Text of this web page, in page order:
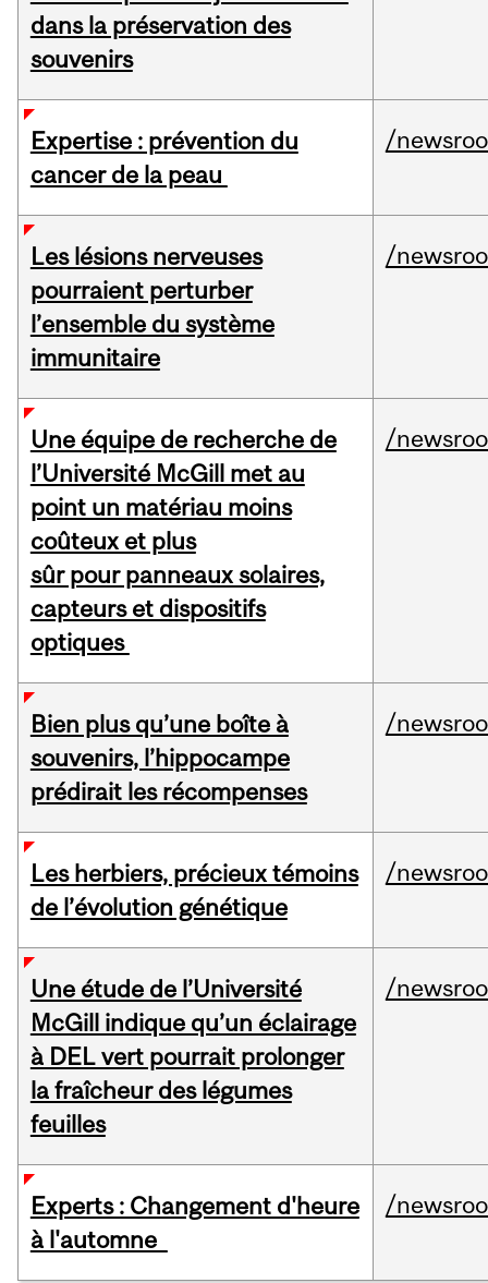
dans la préservation des
souvenirs
Expertise : prévention du
cancer de la peau
/
Les lésions nerveuses
pourraient perturber
l’ensemble du système
immunitaire
/
Une équipe de recherche de
l’Université McGill met au
point un matériau moins
coûteux et plus
sûr pour panneaux solaires,
capteurs et dispositifs
optiques
/
Bien plus qu’une boîte à
souvenirs, l’hippocampe
prédirait les récompenses
/
Les herbiers, précieux témoins
de l’évolution génétique
/
Une étude de l’Université
McGill indique qu’un éclairage
à DEL vert pourrait prolonger
la fraîcheur des légumes
feuilles
/
Experts : Changement d'heure
à l'automne
/